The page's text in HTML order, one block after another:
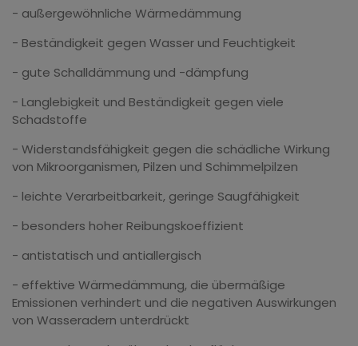
- außergewöhnliche Wärmedämmung
- Beständigkeit gegen Wasser und Feuchtigkeit
- gute Schalldämmung und -dämpfung
- Langlebigkeit und Beständigkeit gegen viele
Schadstoffe
- Widerstandsfähigkeit gegen die schädliche Wirkung
von Mikroorganismen, Pilzen und Schimmelpilzen
- leichte Verarbeitbarkeit, geringe Saugfähigkeit
- besonders hoher Reibungskoeffizient
- antistatisch und antiallergisch
- effektive Wärmedämmung, die übermäßige
Emissionen verhindert und die negativen Auswirkungen
von Wasseradern unterdrückt